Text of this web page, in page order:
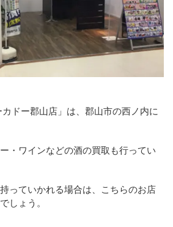
カドー郡山店」は、郡山市の西ノ内に
・ワインなどの酒の買取も行ってい
っていかれる場合は、こちらのお店
しょう。